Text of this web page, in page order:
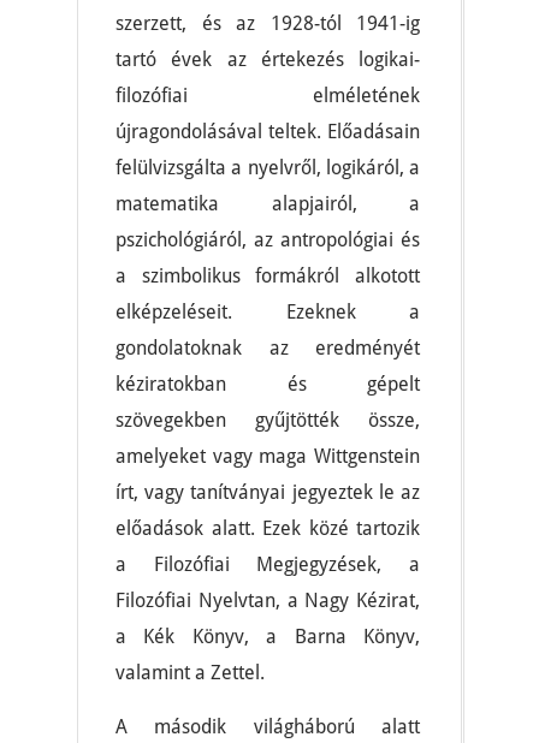
szerzett, és az 1928-tól 1941-ig
tartó évek az értekezés logikai-
filozófiai elméletének
újragondolásával teltek. Előadásain
felülvizsgálta a nyelvről, logikáról, a
matematika alapjairól, a
pszichológiáról, az antropológiai és
a szimbolikus formákról alkotott
elképzeléseit. Ezeknek a
gondolatoknak az eredményét
kéziratokban és gépelt
szövegekben gyűjtötték össze,
amelyeket vagy maga Wittgenstein
írt, vagy tanítványai jegyeztek le az
előadások alatt. Ezek közé tartozik
a Filozófiai Megjegyzések, a
Filozófiai Nyelvtan, a Nagy Kézirat,
a Kék Könyv, a Barna Könyv,
valamint a Zettel.
A második világháború alatt